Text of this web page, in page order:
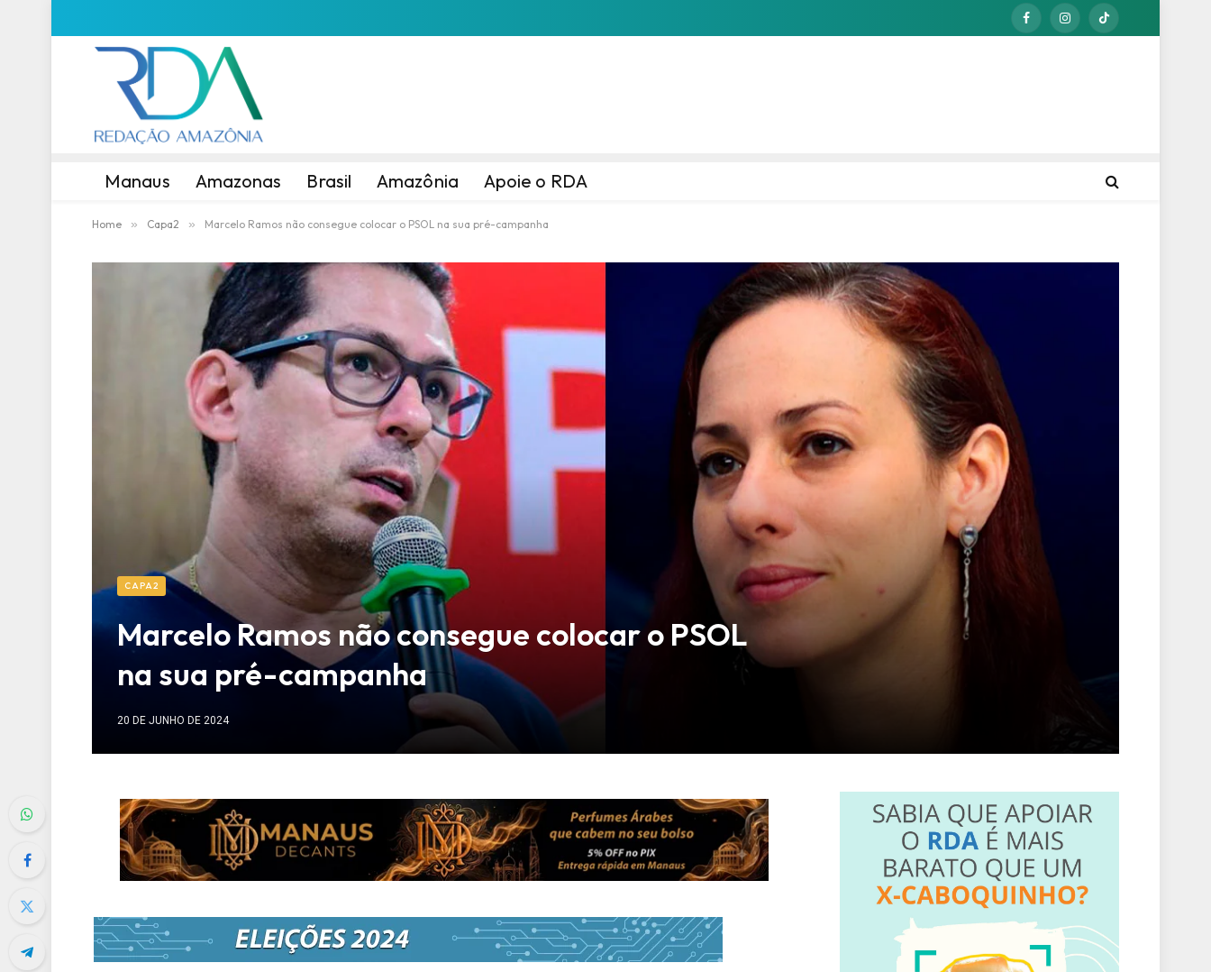
FacebookInstagramTikTok
Manaus Amazonas Brasil Amazônia Apoie o RDA
Home » Capa2 » Marcelo Ramos não consegue colocar o PSOL na sua pré-campanha
CAPA2
Marcelo Ramos não consegue colocar o PSOL
na sua pré-campanha
20 DE JUNHO DE 2024